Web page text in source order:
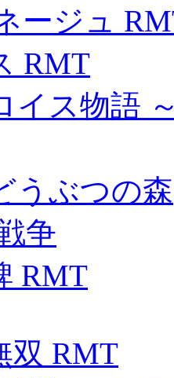
ージュ
RMT
イス物語
うぶつの森
争
RMT
双 RMT